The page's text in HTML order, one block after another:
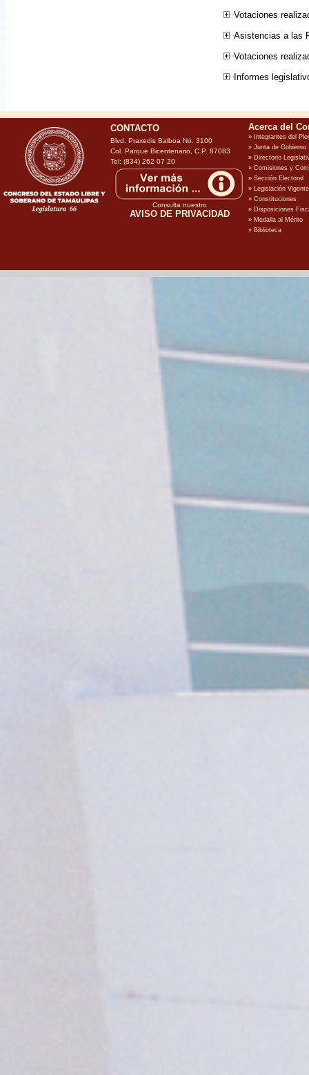
Votaciones
Asistencias a las
Votaciones
Informes
CONTACTO
Blvd. Praxedis Balboa No. 3100
Col. Parque Bicentenario, C.P. 87083
Tel: (834) 262 07 20
Consulta nuestro
AVISO DE PRIVACIDAD